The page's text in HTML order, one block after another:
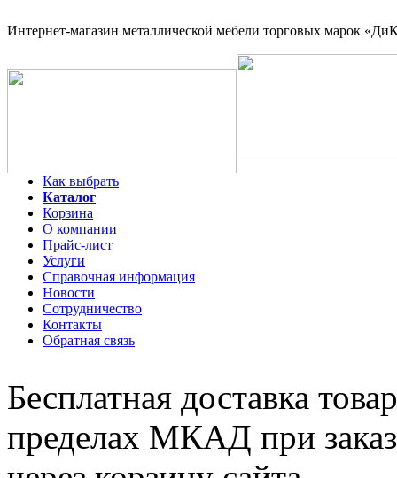
Интернет-магазин металлической мебели торговых марок
Как выбрать
Каталог
Корзина
О компании
Прайс-лист
Услуги
Справочная информация
Новости
Сотрудничество
Контакты
Обратная связь
Бесплатная доставка
пределах МКАД при